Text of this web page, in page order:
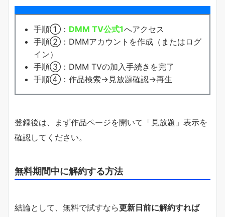
手順①： DMM TV公式1へアクセス
手順②：DMMアカウントを作成（またはログ
イン）
手順③：DMM TVの加入手続きを完了
手順④：作品検索→見放題確認→再生
登録後は、まず作品ページを開いて「見放題」表示を
確認してください。
無料期間中に解約する方法
結論として、無料で試すなら更新日前に解約すれば